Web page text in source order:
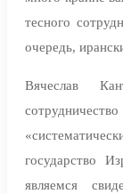
тесного
очередь,
Вячеслав
государство
являемся